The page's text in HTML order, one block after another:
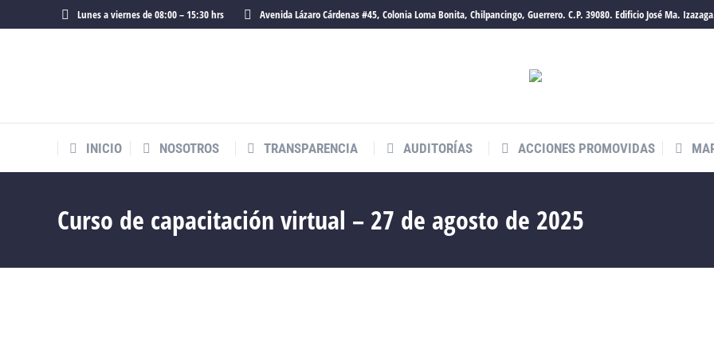
Lunes a viernes de 08:00 – 15:30 hrs Avenida Lázaro Cárdenas #45, Colonia Loma Bonita, Chilpancingo, Guerrero. C.P. 39080. Edificio José Ma.
INICIO
NOSOTROS TRANSPARENCIA AUDITORÍAS ACCIONES PROMOVIDAS
Curso de capacitación virtual – 27 de agosto de 2025